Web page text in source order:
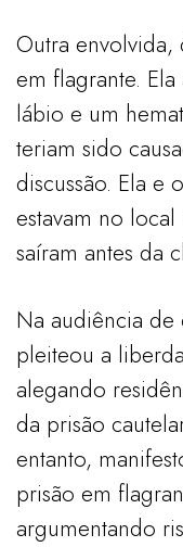
Outra envolvida,
em flagrante.
lábio e um
teriam sido
discussão. Ela e
estavam no
saíram antes da
Na audiência de
pleiteou a
alegando
da prisão
entanto,
prisão em
argumentando